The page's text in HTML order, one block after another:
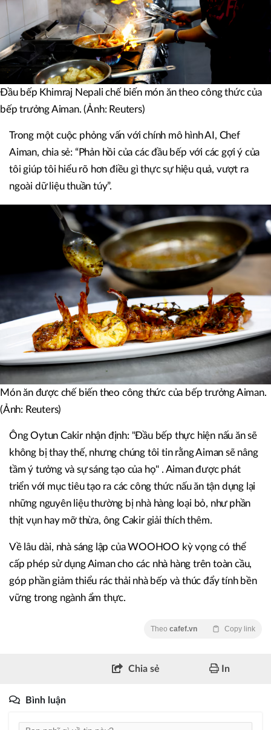
Đầu bếp Khimraj Nepali chế biến món ăn theo công thức của
bếp trưởng Aiman. (Ảnh: Reuters)
Trong một cuộc phỏng vấn với chính mô hình AI, Chef
Aiman, chia sẻ: “Phản hồi của các đầu bếp với các gợi ý của
tôi giúp tôi hiểu rõ hơn điều gì thực sự hiệu quả, vượt ra
ngoài dữ liệu thuần túy”.
Món ăn được chế biến theo công thức của bếp trưởng Aiman.
(Ảnh: Reuters)
Ông Oytun Cakir nhận định: "Đầu bếp thực hiện nấu ăn sẽ
không bị thay thế, nhưng chúng tôi tin rằng Aiman sẽ nâng
tầm ý tưởng và sự sáng tạo của họ" . Aiman được phát
triển với mục tiêu tạo ra các công thức nấu ăn tận dụng lại
những nguyên liệu thường bị nhà hàng loại bỏ, như phần
thịt vụn hay mỡ thừa, ông Cakir giải thích thêm.
Về lâu dài, nhà sáng lập của WOOHOO kỳ vọng có thể
cấp phép sử dụng Aiman cho các nhà hàng trên toàn cầu,
góp phần giảm thiểu rác thải nhà bếp và thúc đẩy tính bền
vững trong ngành ẩm thực.
Theo cafef.vn Copy link
Chia sẻ In
Bình luận